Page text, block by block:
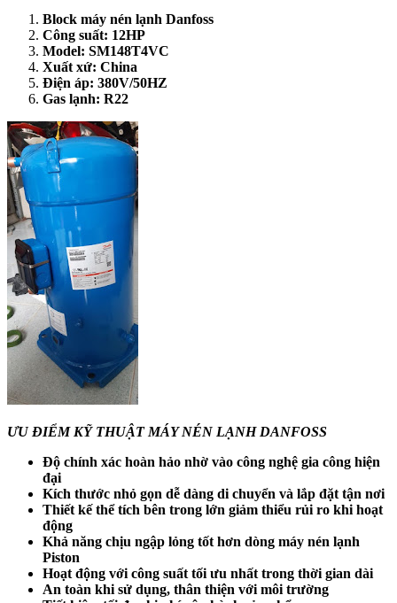
Block máy nén lạnh Danfoss
Công suất: 12HP
Model: SM148T4VC
Xuất xứ: China
Điện áp: 380V/50HZ
Gas lạnh: R22
ƯU ĐIỂM KỸ THUẬT MÁY NÉN LẠNH DANFOSS
Độ chính xác hoàn hảo nhờ vào công nghệ gia công hiện
đại
Kích thước nhỏ gọn dễ dàng di chuyển và lắp đặt tận nơi
Thiết kế thể tích bên trong lớn giảm thiểu rủi ro khi hoạt
động
Khả năng chịu ngập lỏng tốt hơn dòng máy nén lạnh
Piston
Hoạt động với công suất tối ưu nhất trong thời gian dài
An toàn khi sử dụng, thân thiện với môi trường